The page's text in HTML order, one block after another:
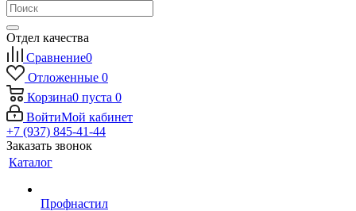
Отдел качества
Сравнение0
Отложенные 0
Корзина0 пуста 0
ВойтиМой кабинет
+7 (937) 845-41-44
Заказать звонок
Каталог
Профнастил